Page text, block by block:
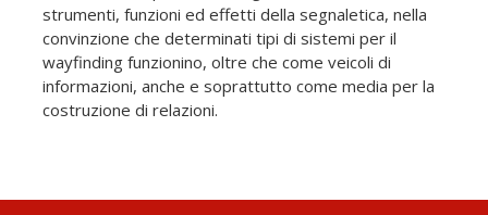
strumenti, funzioni ed effetti della segnaletica, nella
convinzione che determinati tipi di sistemi per il
wayfinding funzionino, oltre che come veicoli di
informazioni, anche e soprattutto come media per la
costruzione di relazioni.